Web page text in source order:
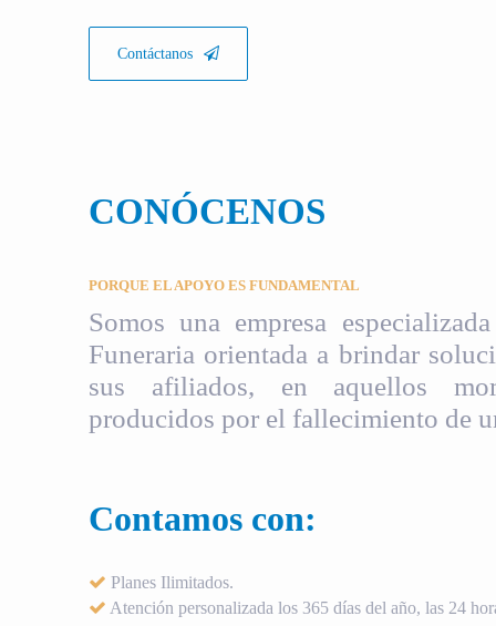
Contáctanos
CONÓCENOS
PORQUE EL APOYO ES FUNDAMENTAL
Somos una empresa
Funeraria orientada a brindar
sus afiliados, en aquellos
producidos por el fallecimiento de
Contamos con:
Planes Ilimitados.
Atención personalizada los 365 días del año, las 24